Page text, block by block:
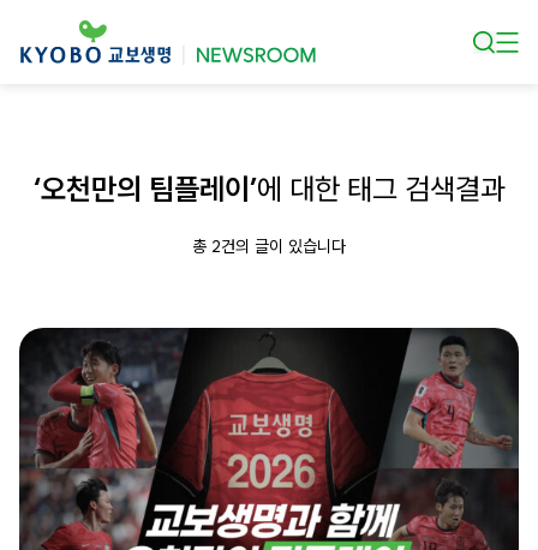
‘오천만의 팀플레이’에 대한 태그 검색결과
총 2건의 글이 있습니다